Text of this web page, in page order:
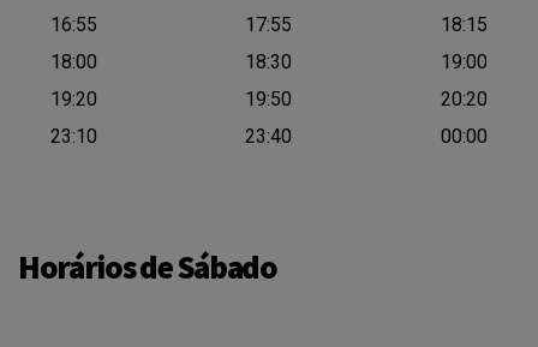
16:55
17:55
18:15
18:00
18:30
19:00
19:20
19:50
20:20
23:10
23:40 00:00
Horários de Sábado